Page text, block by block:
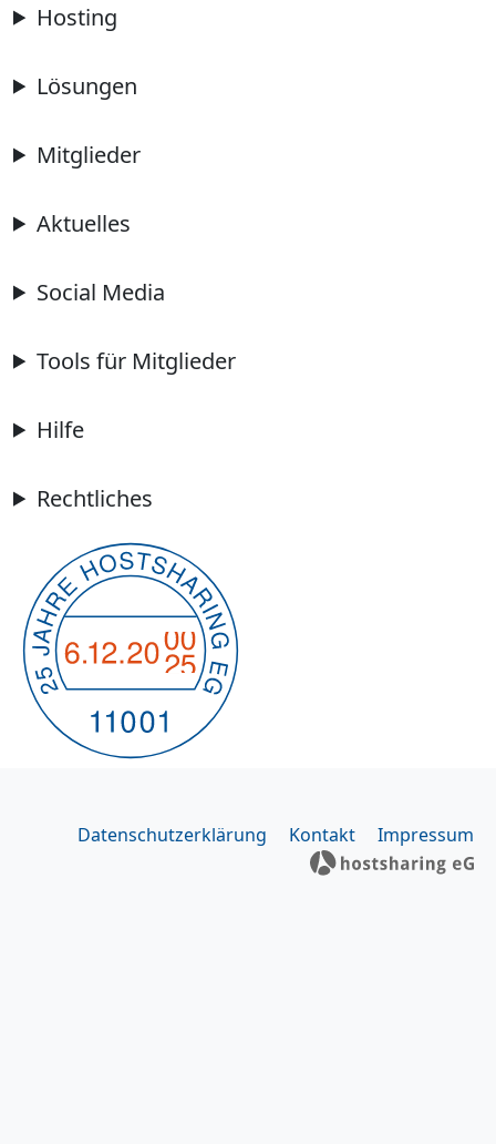
Hosting
Lösungen
Mitglieder
Aktuelles
Social Media
Tools für Mitglieder
Hilfe
Rechtliches
Datenschutzerklärung Kontakt Impressum